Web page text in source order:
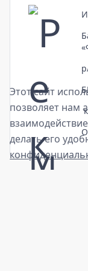
Этот сайт
позволяет нам
делать его